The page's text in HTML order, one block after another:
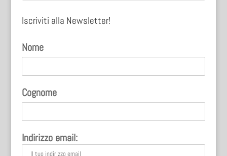
Iscriviti alla Newsletter!
Nome
Cognome
Indirizzo email: